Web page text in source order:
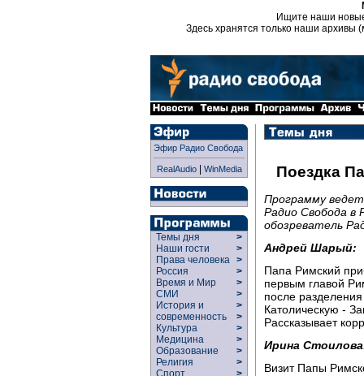
Ищите наши
Здесь хранятся только наши архивы
Эфир Радио Свобода
RealAudio| WinMedia
Темы дня
>
Наши гости
>
Права человека >
Россия
>
Время и Мир
>
СМИ
>
История и
современность
>
>
Культура
>
Медицина
>
Образование
>
Религия
>
Спорт
>
Поездка
Программу
Радио Свобода в
обозреватель
Андрей Шарый:
Папа Римский
первым главой
после
Католическую -
Рассказывает
Ирина
Визит Папы